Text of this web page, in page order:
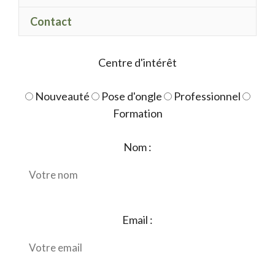
Contact
Centre d'intérêt
Nouveauté Pose d'ongle
Professionnel
Formation
Nom :
Email :